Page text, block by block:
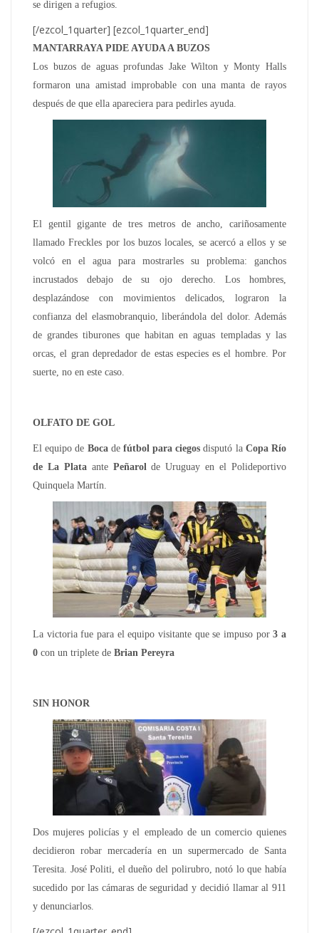
se dirigen a refugios.
[/ezcol_1quarter] [ezcol_1quarter_end]
MANTARRAYA PIDE AYUDA A BUZOS
Los buzos de aguas profundas Jake Wilton y Monty Halls
formaron una amistad improbable con una manta de rayos
después de que ella apareciera para pedirles ayuda.
El gentil gigante de tres metros de ancho, cariñosamente
llamado Freckles por los buzos locales, se acercó a ellos y se
volcó en el agua para mostrarles su problema: ganchos
incrustados debajo de su ojo derecho. Los hombres,
desplazándose con movimientos delicados, lograron la
confianza del elasmobranquio, liberándola del dolor. Además
de grandes tiburones que habitan en aguas templadas y las
orcas, el gran depredador de estas especies es el hombre. Por
suerte, no en este caso.
OLFATO DE GOL
El equipo de Bocade fútbol para ciegos disputó la Copa Río
de La Plataante Peñarolde Uruguay en el Polideportivo
Quinquela Martín.
La victoria fue para el equipo visitante que se impuso por3 a
0 con un triplete de Brian Pereyra
SIN HONOR
Dos mujeres policías y el empleado de un comercio quienes
decidieron robar mercadería en un supermercado de Santa
Teresita. José Politi, el dueño del polirubro, notó lo que había
sucedido por las cámaras de seguridad y decidió llamar al 911
y denunciarlos.